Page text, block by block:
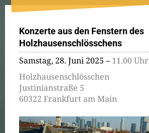
Konzerte aus den Fenstern des
Holzhausenschlösschens
Samstag, 28. Juni 2025 – 11.00 Uhr
Holzhausenschlösschen
Justinianstraße 5
60322 Frankfurt am Main